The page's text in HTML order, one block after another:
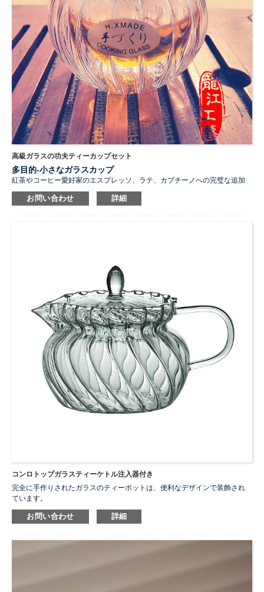
高級ガラスの功夫ティーカップセット
多目的-小さなガラスカップ
紅茶やコーヒー愛好家のエスプレッソ、ラテ、カプチーノへの完璧な追加
日常使いはもちろん、来客時のおもてなしにも最適です
お問い合わせ 詳細
コンロトップガラスティーケトル注入器付き
完全に手作りされたガラスのティーポットは、便利なデザインで装飾され
ています。
ノンドリップ注ぎ口は水ハネを軽減するために鷹のくちばしのようにデザ
インされています。透明なインフューザーは取り外し可能で、濃い味でも
材で作られているため、コンロの上で淹れた後もすぐに摘むことができま
お問い合わせ 詳細